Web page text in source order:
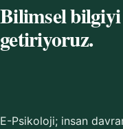
Bilimsel bilgiyi
getiriyoruz.
E-Psikoloji; insan